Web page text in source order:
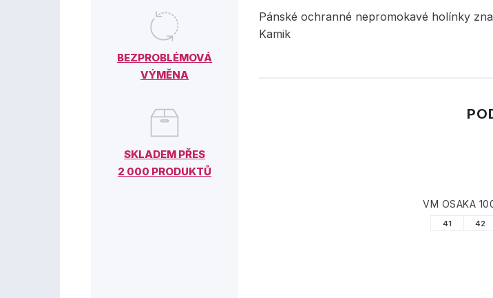
BEZPROBLÉMOVÁ
VÝMĚNA
SKLADEM PŘES
2 000 PRODUKTŮ
Pánské ochranné nepromokavé holínky
Kamik
VM OSAKA
41 42